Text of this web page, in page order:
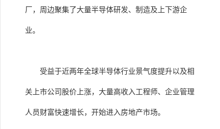
厂，周边聚集了大量半导体研发、制造及上下游企
业。
受益于近两年全球半导体行业景气度提升以及相
关上市公司股价上涨，大量高收入工程师、企业管理
人员财富快速增长，开始进入房地产市场。